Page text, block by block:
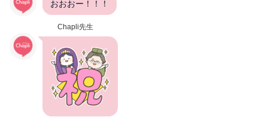
おおおー！！！
Chapli先生